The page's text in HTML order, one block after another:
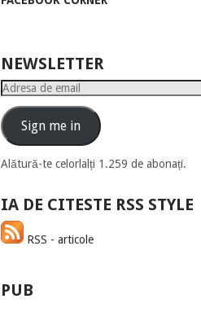
NEWSLETTER
Adresa
emailSign me in
Alătură-te celorlalți 1.259 de abonați.
IA DE CITESTE RSS STYLE
RSS - articole
PUB